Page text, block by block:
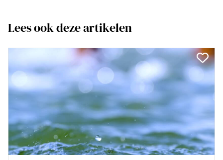
Lees ook deze artikelen